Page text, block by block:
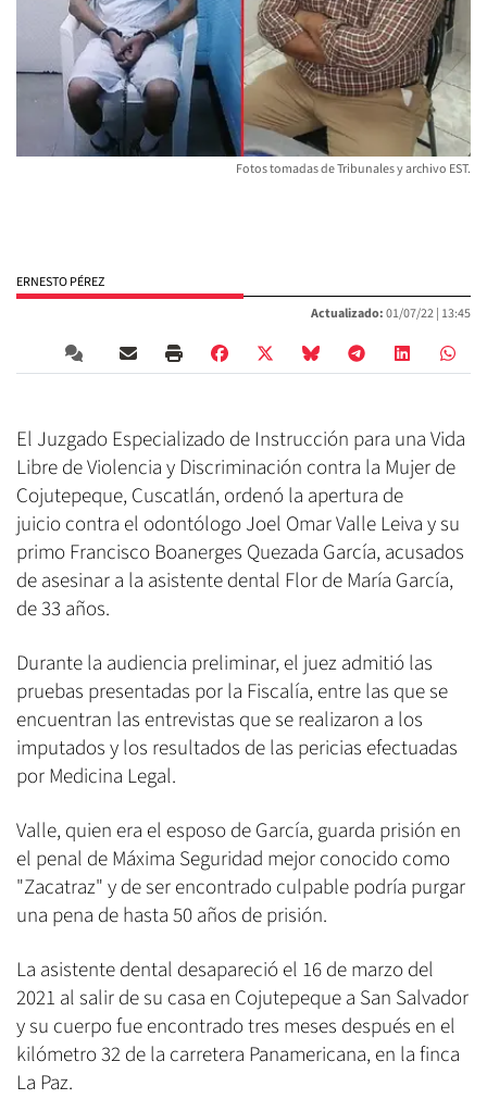
Fotos tomadas de Tribunales y archivo EST.
ERNESTO PÉREZ
Actualizado:01/07/22 | 13:45
El Juzgado Especializado de Instrucción para una Vida
Libre de Violencia y Discriminación contra la Mujer de
Cojutepeque, Cuscatlán, ordenó la apertura de
juicio contra el odontólogo Joel Omar Valle Leiva y su
primo Francisco Boanerges Quezada García, acusados
de asesinar a la asistente dental Flor de María García,
de 33 años.
Durante la audiencia preliminar, el juez admitió las
pruebas presentadas por la Fiscalía, entre las que se
encuentran las entrevistas que se realizaron a los
imputados y los resultados de las pericias efectuadas
por Medicina Legal.
Valle, quien era el esposo de García, guarda prisión en
el penal de Máxima Seguridad mejor conocido como
"Zacatraz" y de ser encontrado culpable podría purgar
una pena de hasta 50 años de prisión.
La asistente dental desapareció el 16 de marzo del
2021 al salir de su casa en Cojutepeque a San Salvador
y su cuerpo fue encontrado tres meses después en el
kilómetro 32 de la carretera Panamericana, en la finca
La Paz.